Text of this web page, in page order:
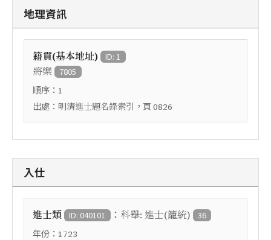
地理資訊
籍貫(基本地址) ID: 1
將樂 7805
順序： 1
出處： 明清進士題名錄索引 ，頁 0826
入仕
進士類 ID: 040101 ： 科舉: 進士(籠統) 36
年份： 1723